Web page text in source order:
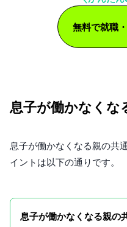
無料で就職
息子が働かなくな
息子が働かなくなる親の共
イントは以下の通りです。
息子が働かなくなる親の